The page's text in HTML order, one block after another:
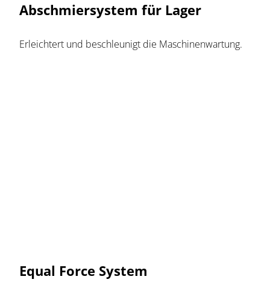
Abschmiersystem für Lager
Erleichtert und beschleunigt die Maschinenwartung.
Equal Force System